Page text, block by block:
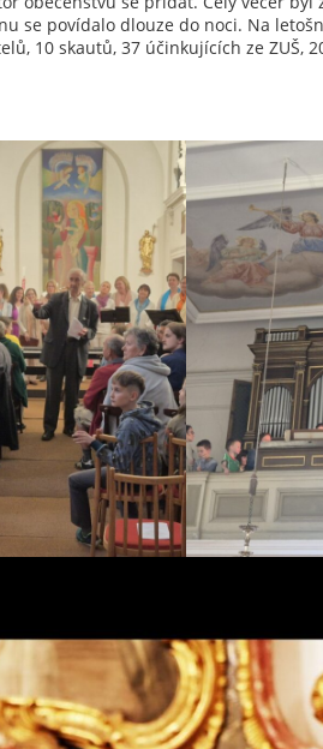
se povídalo dlouze do noci. Na
10 skautů, 37 účinkujících ze ZUŠ,